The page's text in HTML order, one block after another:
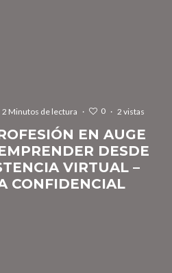
2 Minutos de lectura · 0 · 2 vistas
EN AUGE
DESDE
VIRTUAL –
CONFIDENCIAL